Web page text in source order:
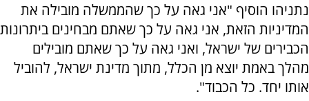
נתניהו הוסיף "אני גאה על כך שהממשלה מובילה את
המדיניות הזאת, אני גאה על כך שאתם מבחינים ביתרונות
הכבירים של ישראל, ואני גאה על כך שאתם מובילים
מהלך באמת יוצא מן הכלל, מתוך מדינת ישראל, להוביל
אותו יחד. כל הכבוד".